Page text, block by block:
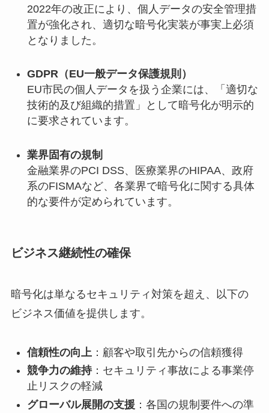
2022年の改正により、個人データの安全管理措
置が強化され、適切な暗号化実装が事実上必須
となりました。
GDPR（EU一般データ保護規則）
EU市民の個人データを扱う企業には、「適切な
技術的及び組織的措置」として暗号化が明示的
に要求されています。
業界固有の規制
金融業界のPCI DSS、医療業界のHIPAA、政府
系のFISMAなど、各業界で暗号化に関する具体
的な要件が定められています。
ビジネス継続性の確保
暗号化は単なるセキュリティ対策を超え、以下の
ビジネス価値を提供します。
信頼性の向上 ：顧客や取引先からの信頼獲得
競争力の維持：セキュリティ事故による事業停
止リスクの軽減
グローバル展開の支援 ：各国の規制要件への準